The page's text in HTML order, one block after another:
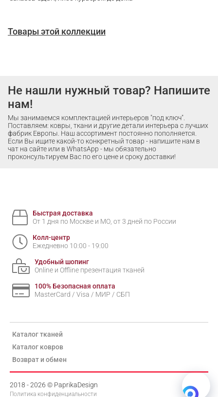
Товары этой коллекции
Не нашли нужный товар? Напишите
нам!
Мы занимаемся комплектацией интерьеров "под ключ".
Поставляем: ковры, ткани и другие детали интерьера с лучших
фабрик Европы. Наш ассортимент постоянно пополняется.
Если Вы ищите какой-то конкретный товар - напишите нам в
чат на сайте или в WhatsApp - мы обязательно
проконсультируем Вас по его цене и сроку доставки!
Быстрая доставка
От 1 дня по Москве и МО, от 3 дней по России
Колл-центр
Ежедневно 10:00 - 19:00
Удобный шопинг
Online и Offline презентация тканей
100% Безопасная оплата
MasterCard / Visa / МИР / СБП
Каталог тканей
Каталог ковров
Возврат и обмен
2018 - 2026 © PaprikaDesign
Политика конфиденциальности